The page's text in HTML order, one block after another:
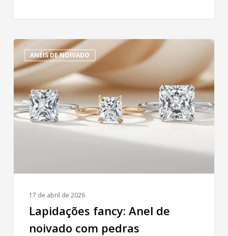
ANÉIS DE NOIVADO
Lapidações
fancy:
Anel
de
noivado
com
pedras
17 de abril de 2026
Lapidações fancy: Anel de
noivado com pedras